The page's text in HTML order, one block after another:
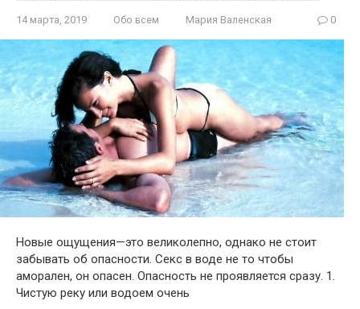
14 марта, 2019 Обо всем Мария Валенская 0
Новые ощущения—это великолепно, однако не стоит
забывать об опасности. Секс в воде не то чтобы
аморален, он опасен. Опасность не проявляется сразу. 1.
Чистую реку или водоем очень